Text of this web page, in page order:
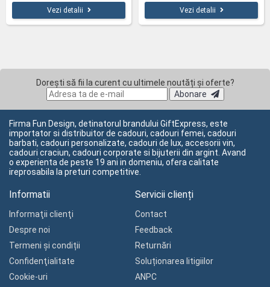
Vezi detalii Vezi detalii
Dorești să fii la curent cu ultimele noutăți și oferte?
Abonare
Firma Fun Design, detinatorul brandului GiftExpress, este
importator si distribuitor de cadouri, cadouri femei, cadouri
barbati, cadouri personalizate, cadouri de lux, accesorii vin,
cadouri craciun, cadouri corporate si bijuterii din argint. Avand
o experienta de peste 19 ani in domeniu, ofera calitate
ireprosabila la preturi competitive.
Informatii
Informaţii clienţi
Despre noi
Termeni și condiții
Confidenţialitate
Cookie-uri
Servicii clienți
Contact
Feedback
Returnări
Soluționarea litigiilor
ANPC